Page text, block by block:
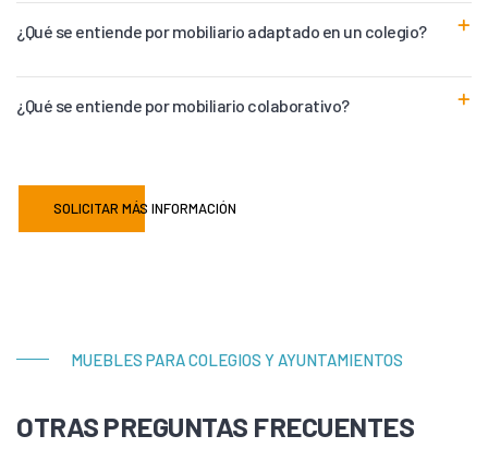
¿Qué se entiende por mobiliario adaptado en un colegio?
¿Qué se entiende por mobiliario colaborativo?
SOLICITAR MÁS INFORMACIÓN
MUEBLES PARA COLEGIOS Y AYUNTAMIENTOS
OTRAS PREGUNTAS FRECUENTES